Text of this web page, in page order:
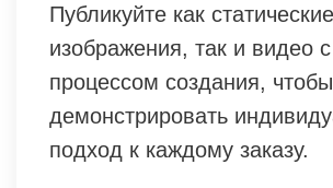
Публикуйте как статические
изображения, так и видео с
процессом создания, чтобы
демонстрировать
подход к каждому заказу.